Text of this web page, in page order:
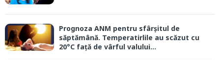
Prognoza ANM pentru sfârșitul de
săptămână. Temperatirlile au scăzut cu
20°C față de vârful valului...